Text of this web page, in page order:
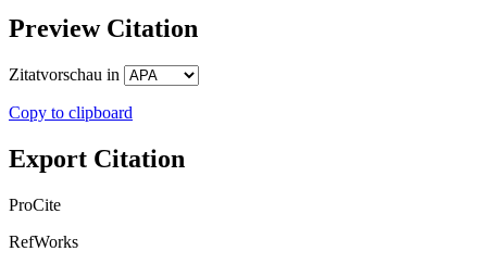
Export Citation